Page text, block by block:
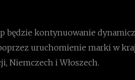
będzie kontynuowanie
uruchomienie marki w
Niemczech i Włoszech.